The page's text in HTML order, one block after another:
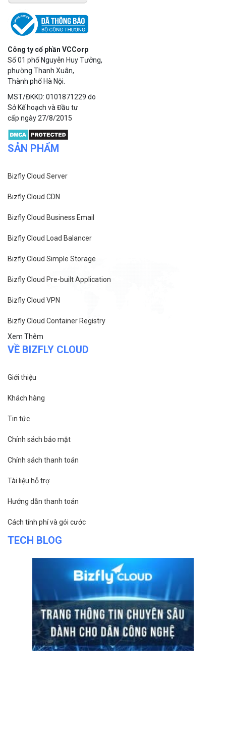
Công ty cổ phần VCCorp
Số 01 phố Nguyễn Huy Tưởng,
phường Thanh Xuân,
Thành phố Hà Nội.
MST/ĐKKD: 0101871229 do
Sở Kế hoạch và Đầu tư
cấp ngày 27/8/2015
SẢN PHẨM
Bizfly Cloud Server
Bizfly Cloud CDN
Bizfly Cloud Business Email
Bizfly Cloud Load Balancer
Bizfly Cloud Simple Storage
Bizfly Cloud Pre-built Application
Bizfly Cloud VPN
Bizfly Cloud Container Registry
Xem Thêm
VỀ BIZFLY CLOUD
Giới thiệu
Khách hàng
Tin tức
Chính sách bảo mật
Chính sách thanh toán
Tài liệu hỗ trợ
Hướng dẫn thanh toán
Cách tính phí và gói cước
TECH BLOG